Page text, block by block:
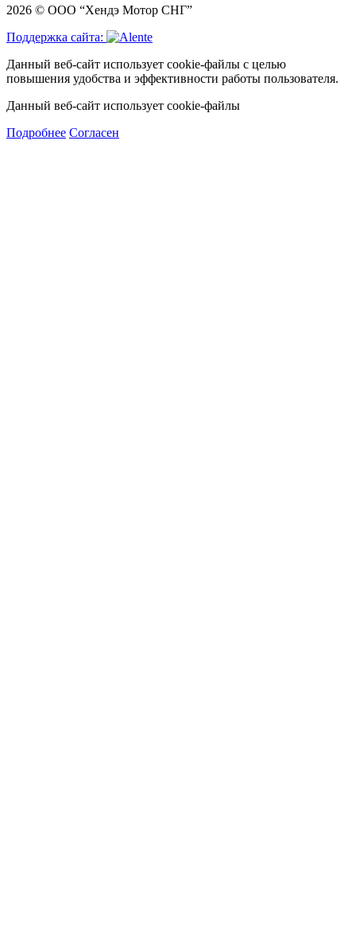
2026 © ООО “Хендэ Мотор СНГ”
Поддержка сайта:
Данный веб-сайт использует cookie-файлы с целью
повышения удобства и эффективности работы пользователя.
Данный веб-сайт использует cookie-файлы
Подробнее Согласен